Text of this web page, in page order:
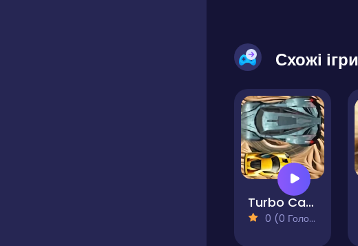
Схожі ігри
Turbo Cars Challenge
0 (0 Голосів)